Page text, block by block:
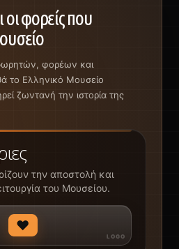
φορείς που
φορέων και
το Ελληνικό Μουσείο
ζωντανή την ιστορία της
την αποστολή και
του Μουσείου.
♥